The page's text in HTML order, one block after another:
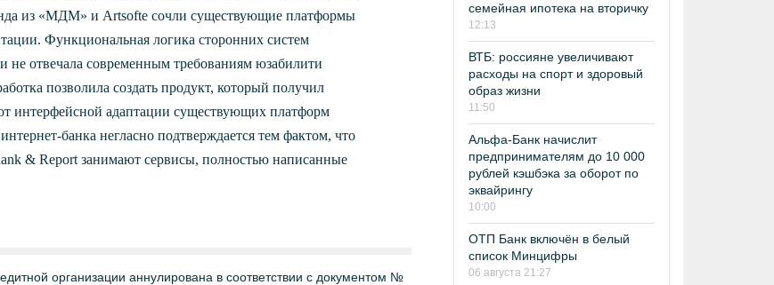
из «МДМ» и Artsofte сочли существующие платформы
Функциональная логика сторонних систем
не отвечала современным требованиям юзабилити
позволила создать продукт, который получил
интерфейсной адаптации существующих платформ
банка негласно подтверждается тем фактом, что
& Report занимают сервисы, полностью написанные
организации аннулирована в соответствии с документом №
семейная ипотека на вторичку
12:13
ВТБ: россияне увеличивают
расходы на спорт и здоровый
образ жизни
11:50
Альфа-Банк начислит
предпринимателям до 10 000
рублей кэшбэка за оборот по
эквайрингу
10:00
ОТП Банк включён в белый
список Минцифры
06 августа 21:27